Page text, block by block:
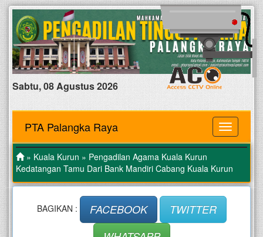
Sabtu, 08 Agustus 2026
MENU
PTA Palangka Raya
» Kuala Kurun » Pengadilan Agama Kuala Kurun
Kedatangan Tamu Dari Bank Mandiri Cabang Kuala Kurun
BAGIKAN : FACEBOOK
TWITTER